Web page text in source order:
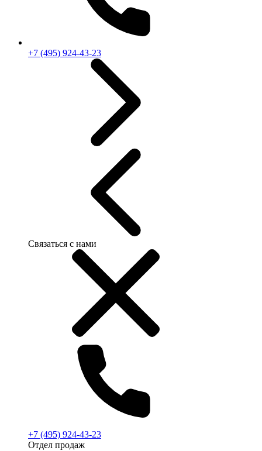
+7 (495) 924-43-23
Связаться с нами
+7 (495) 924-43-23
Отдел продаж